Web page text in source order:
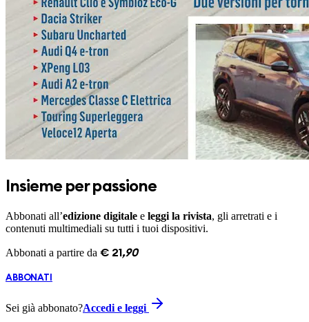
Insieme per passione
Abbonati all’edizione digitale e leggi la rivista, gli arretrati e i
contenuti multimediali su tutti i tuoi dispositivi.
Abbonati a partire da € 21 ,90
ABBONATI
Sei già abbonato?Accedi e leggi